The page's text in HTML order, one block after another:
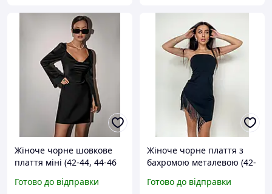
Жіноче чорне шовкове
плаття міні (42-44, 44-46
Готово до відправки
Жіноче чорне плаття з
бахромою металевою (42-
Готово до відправки